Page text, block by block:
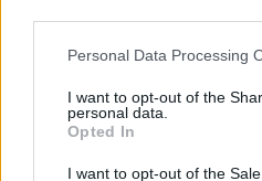
Please note that this website/
not limited to your visit or usage
grant or deny consent to
use your data for below
consent section.
Personal Data Processing
I want to opt-out of the
personal data.
Opted In
I want to opt-out of the
Binance é uma bolsa de
iniciada na China, mas depois
de Malta, na UE, que aceita
popular por seus serviços de
criptografia. Binance explodiu